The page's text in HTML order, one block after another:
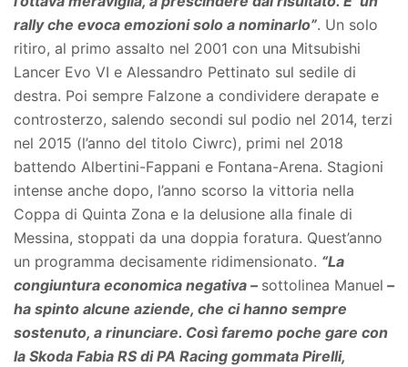
rally che evoca emozioni solo a nominarlo”. Un solo
ritiro, al primo assalto nel 2001 con una Mitsubishi
Lancer Evo VI e Alessandro Pettinato sul sedile di
destra. Poi sempre Falzone a condividere derapate e
controsterzo, salendo secondi sul podio nel 2014, terzi
nel 2015 (l’anno del titolo Ciwrc), primi nel 2018
battendo Albertini-Fappani e Fontana-Arena. Stagioni
intense anche dopo, l’anno scorso la vittoria nella
Coppa di Quinta Zona e la delusione alla finale di
Messina, stoppati da una doppia foratura. Quest’anno
un programma decisamente ridimensionato. “La
congiuntura economica negativa – sottolinea Manuel –
ha spinto alcune aziende, che ci hanno sempre
sostenuto, a rinunciare. Così faremo poche gare con
la Skoda Fabia RS di PA Racing gommata Pirelli,